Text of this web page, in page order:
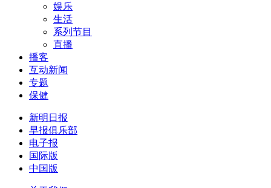
娱乐
生活
系列节目
直播
播客
互动新闻
专题
保健
新明日报
早报俱乐部
电子报
国际版
中国版